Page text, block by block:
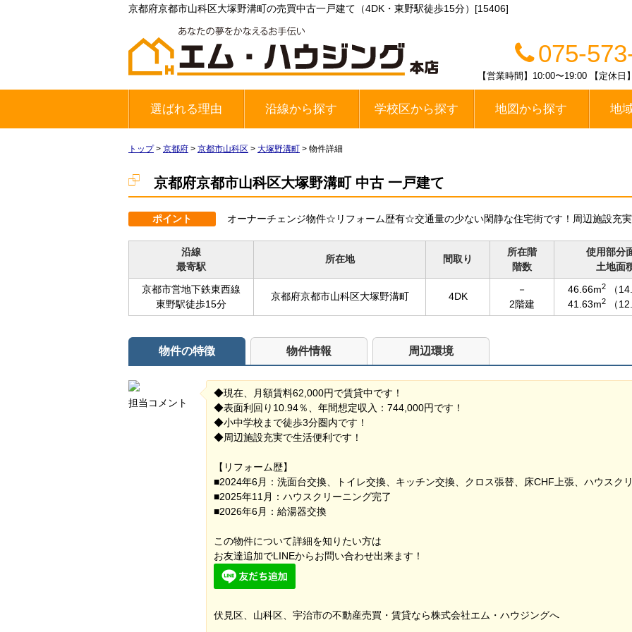
京都府京都市山科区大塚野溝町の売買中古一戸建て（4DK・東野駅徒歩15分）[15406]
075-
【営業時間】10:00〜19:00 【定休
選ばれる理由 沿線から探す
地下鉄東西線
JR奈良線
京阪宇治線
学校区から探す 地図から探す 地
トップ> 京都府 > 京都市山科区 > 大塚野溝町 > 物件詳細
京都府京都市山科区大塚野溝町 中古 一戸建て
ポイント オーナーチェンジ物件☆リフォーム歴有☆交通量の少ない閑静な住宅街です！周辺施設充実
沿線
最寄駅
所在地 間取り
所在階
階数
使用部分
土地面
京都市営地下鉄東西線
東野駅徒歩15分
京都府京都市山科区大塚野溝町 4DK
－
2階建
46.66m2
（
41.63m2 （
物件の特徴 物件情報 周辺環境
担当コメント
◆現在、月額賃料62,000円で賃貸中です！
◆表面利回り10.94％、年間想定収入：744,000円です！
◆小中学校まで徒歩3分圏内です！
◆周辺施設充実で生活便利です！
【リフォーム歴】
■2024年6月：洗面台交換、トイレ交換、キッチン交換、クロス張替、床CHF上張、ハウスク
■2025年11月：ハウスクリーニング完了
■2026年6月：給湯器交換
この物件について詳細を知りたい方は
お友達追加でLINEからお問い合わせ出来ます！
伏見区、山科区、宇治市の不動産売買・賃貸なら株式会社エム・ハウジングへ